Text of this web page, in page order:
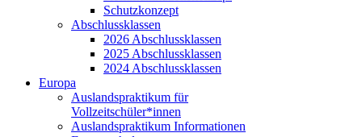
Schutzkonzept
Abschlussklassen
2026 Abschlussklassen
2025 Abschlussklassen
2024 Abschlussklassen
Europa
Auslandspraktikum für
Vollzeitschüler*innen
Auslandspraktikum Informationen